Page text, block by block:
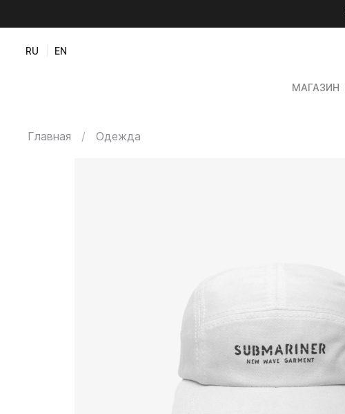
RU EN
МАГАЗИН
Главная Одежда